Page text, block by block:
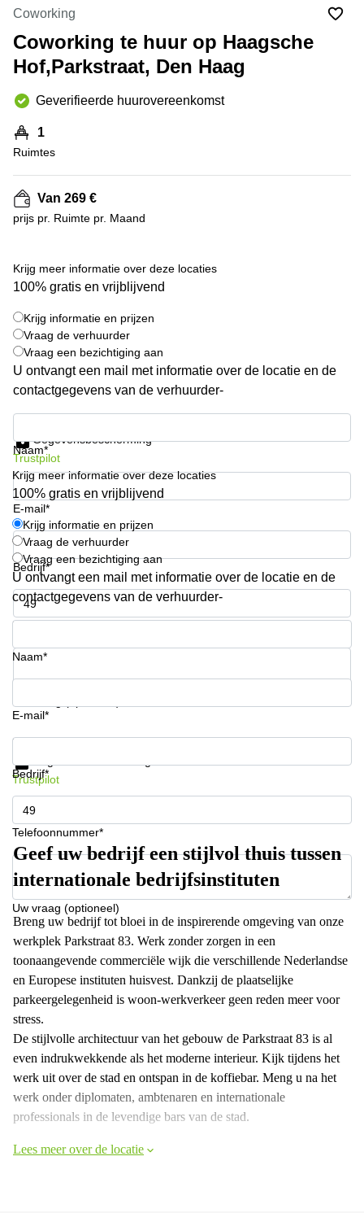
Hengelo
Hilversum
Hoofddorp
Deventer
Rotterdam
Tiel
Zwolle
Bodegraven-
Reeuwijk
Business
center
Arnhem
Business
Amsterdam
Westpoort
Business
center
Hilversum
Den
Haag
space
Breda
Coworking
Arnhem
Coworking
space
Hilversum
Coworking
space
Zwolle
Coworking
Haarlem
Kantoor
Huren
Hengelo
Nijmegen
Coworking
Coworking te huur op Haagsche
Hof,Parkstraat, Den Haag
Geverifieerde huurovereenkomst
1
Ruimtes
Van 269 €
prijs pr. Ruimte pr. Maand
Krijg meer informatie over deze locaties
100% gratis en vrijblijvend
Krijg informatie en prijzen
Vraag de verhuurder
Vraag een bezichtiging aan
U ontvangt een mail met informatie over de locatie en de
contactgegevens van de verhuurder-
Naam*
E-mail*
Bedrijf*
Telefoonnummer*
Gegevensbescherming
Trustpilot
Krijg meer informatie over deze locaties
100% gratis en vrijblijvend
Krijg informatie en prijzen
Vraag de verhuurder
Vraag een bezichtiging aan
U ontvangt een mail met informatie over de locatie en de
contactgegevens van de verhuurder-
Naam*
E-mail*
Bedrijf*
Telefoonnummer*
Uw vraag (optioneel)
Krijg informatie en prijzen
Trustpilot
Geef uw bedrijf een stijlvol thuis tussen
internationale bedrijfsinstituten
Breng uw bedrijf tot bloei in de inspirerende omgeving van onze
werkplek Parkstraat 83. Werk zonder zorgen in een
toonaangevende commerciële wijk die verschillende Nederlandse
en Europese instituten huisvest. Dankzij de plaatselijke
parkeergelegenheid is woon-werkverkeer geen reden meer voor
stress.
De stijlvolle architectuur van het gebouw de Parkstraat 83 is al
even indrukwekkende als het moderne interieur. Kijk tijdens het
werk uit over de stad en ontspan in de koffiebar. Meng u na het
werk onder diplomaten, ambtenaren en internationale
professionals in de levendige bars van de stad.
Lees meer over de locatie